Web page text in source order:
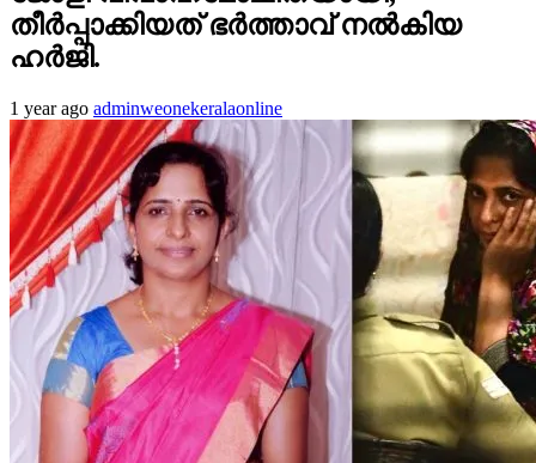
തീര്‍പ്പാക്കിയത് ഭര്‍ത്താവ് നല്‍കിയ
ഹര്‍ജി.
1 year ago adminweonekeralaonline